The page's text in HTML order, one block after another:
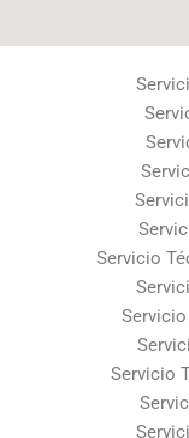
Servicio
Servicio